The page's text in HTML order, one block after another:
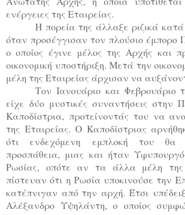
ενέργειες της Εταιρείας.
Η πορεία της άλλαξε ριζικά
όταν προσέγγισαν τον πλούσιο έμπορο
ο οποίος έγινε μέλος της Αρχής και
οικονομική υποστήριξη. Μετά την
μέλη της Εταιρείας άρχισαν να
Τον Ιανουάριο και Φεβρουάριο
είχε δύο μυστικές συναντήσεις στην
Καποδίστρια, προτείνοντάς του να
της Εταιρείας. Ο Καποδίστριας
ότι ενδεχόμενη εμπλοκή του θα
προσπάθεια, μιας και ήταν
Ρωσίας, οπότε αν τα άλλα μέλη της
πίστευαν ότι η Ρωσία υποκινούσε την
κατέπνιγαν από την αρχή. Έτσι
Αλέξανδρο Υψηλάντη, ο οποίος